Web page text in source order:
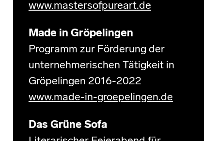
www.mastersofpureart.de
Made in Gröpelingen
Programm zur Förderung der
unternehmerischen Tätigkeit in
Gröpelingen 2016-2022
www.made-in-groepelingen.de
Das Grüne Sofa